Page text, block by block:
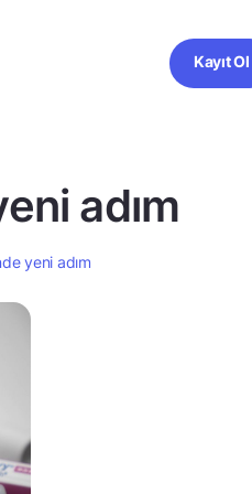
Kayıt Ol
adım
yeni adım